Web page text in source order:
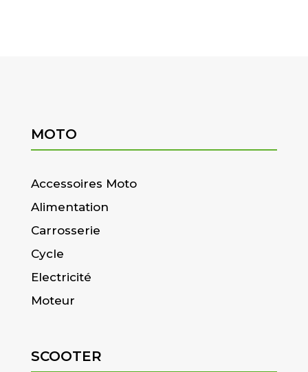
MOTO
Accessoires Moto
Alimentation
Carrosserie
Cycle
Electricité
Moteur
SCOOTER